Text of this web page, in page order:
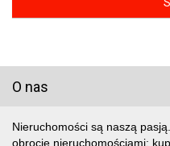
O nas
Nieruchomości są naszą
obrocie nieruchomościami: